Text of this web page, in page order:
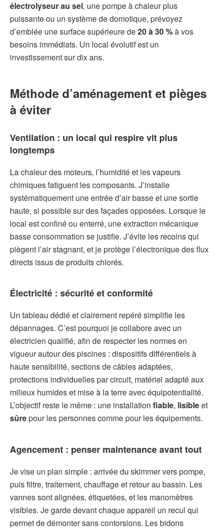
électrolyseur au sel, une pompe à chaleur plus
puissante ou un système de domotique, prévoyez
d’emblée une surface supérieure de20 à 30 %à vos
besoins immédiats. Un local évolutif est un
investissement sur dix ans.
Méthode d’aménagement et pièges
à éviter
Ventilation : un local qui respire vit plus
longtemps
La chaleur des moteurs, l’humidité et les vapeurs
chimiques fatiguent les composants. J’installe
systématiquement une entrée d’air basse et une sortie
haute, si possible sur des façades opposées. Lorsque le
local est confiné ou enterré, une extraction mécanique
basse consommation se justifie. J’évite les recoins qui
piègent l’air stagnant, et je protège l’électronique des flux
directs issus de produits chlorés.
Électricité : sécurité et conformité
Un tableau dédié et clairement repéré simplifie les
dépannages. C’est pourquoi je collabore avec un
électricien qualifié, afin de respecter les normes en
vigueur autour des piscines : dispositifs différentiels à
haute sensibilité, sections de câbles adaptées,
protections individuelles par circuit, matériel adapté aux
milieux humides et mise à la terre avec équipotentialité.
L’objectif reste le même : une installation fiable, lisibleet
sûrepour les personnes comme pour les équipements.
Agencement : penser maintenance avant tout
Je vise un plan simple : arrivée du skimmer vers pompe,
puis filtre, traitement, chauffage et retour au bassin. Les
vannes sont alignées, étiquetées, et les manomètres
visibles. Je garde devant chaque appareil un recul qui
permet de démonter sans contorsions. Les bidons